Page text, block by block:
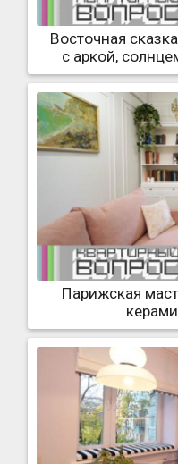
Восточная
с аркой,
Парижская